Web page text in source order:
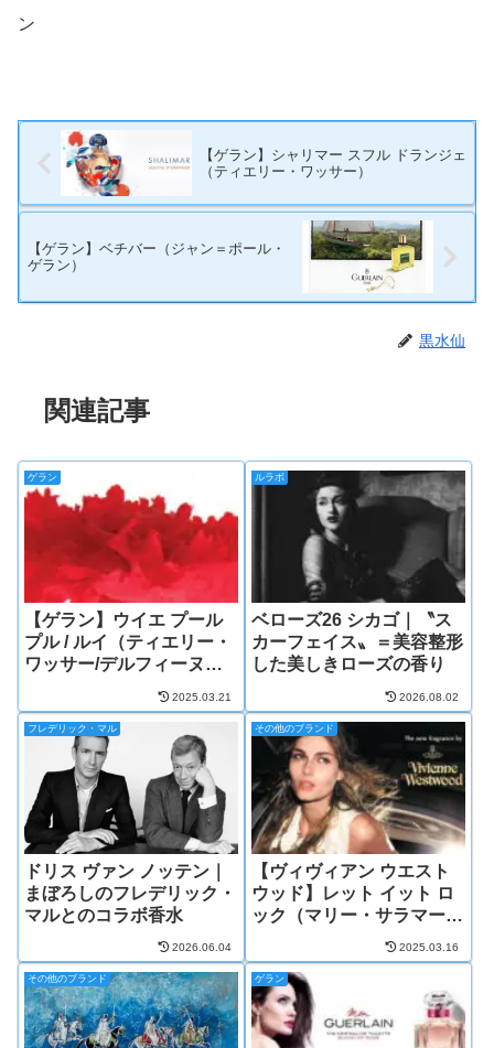
ン
【ゲラン】シャリマー スフル ドランジェ
（ティエリー・ワッサー）
【ゲラン】ベチバー（ジャン＝ポール・
ゲラン）
黒水仙
関連記事
ゲラン
【ゲラン】ウイエ プール
プル / ルイ（ティエリー・
ワッサー/デルフィーヌ・
2025.03.21
ルラボ
ベローズ26 シカゴ｜〝ス
カーフェイス〟＝美容整形
した美しきローズの香り
2026.08.02
フレデリック・マル
ドリス ヴァン ノッテン｜
まぼろしのフレデリック・
マルとのコラボ香水
2026.06.04
その他のブランド
【ヴィヴィアン ウエスト
ウッド】レット イット ロ
ック（マリー・サラマーニ
2025.03.16
その他のブランド ゲラン